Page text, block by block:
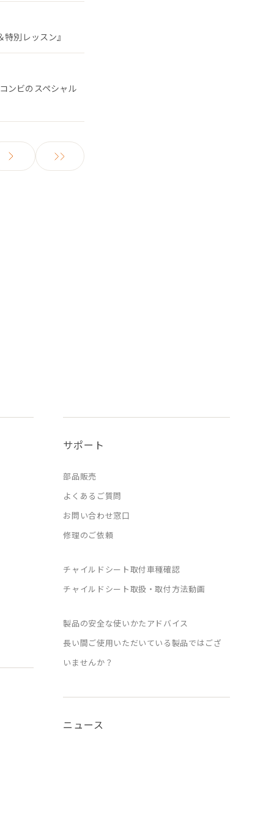
別レッスン』
ンビのスペシャル
サポート
部品販売
よくあるご質問
お問い合わせ窓口
修理のご依頼
チャイルドシート取付車種確認
チャイルドシート取扱・取付方法動画
製品の安全な使いかたアドバイス
長い間ご使用いただいている製品ではござ
いませんか？
ニュース